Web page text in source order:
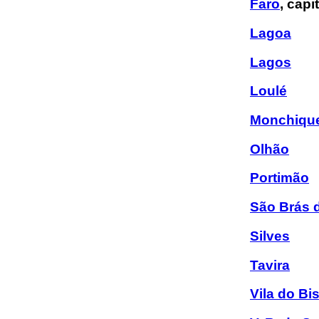
Faro,
Lagoa
Lagos
Loulé
Olhão
Portimão
São Brás
Silves
Tavira
Vila do